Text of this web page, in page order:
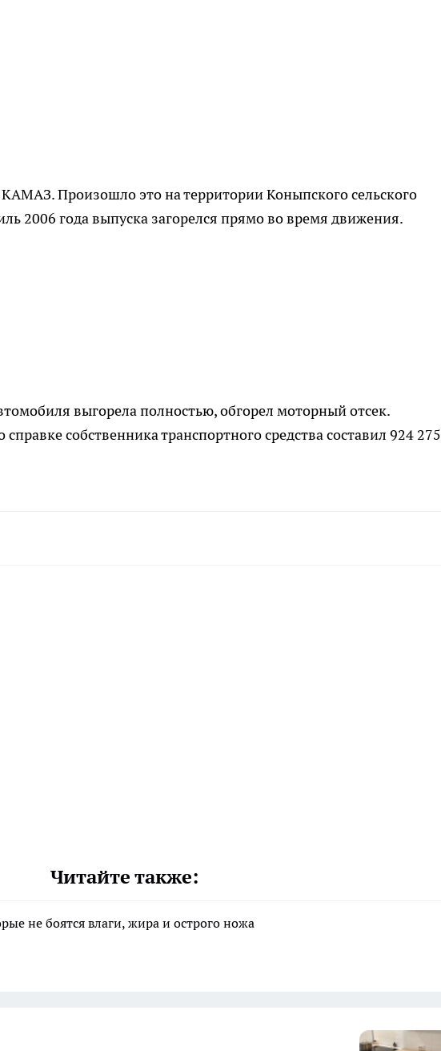
Произошло это на территории Коныпского сельского
2006 года выпуска загорелся прямо во время движения.
выгорела полностью, обгорел моторный отсек.
собственника транспортного средства составил 924 275
Читайте также:
не боятся влаги, жира и острого ножа